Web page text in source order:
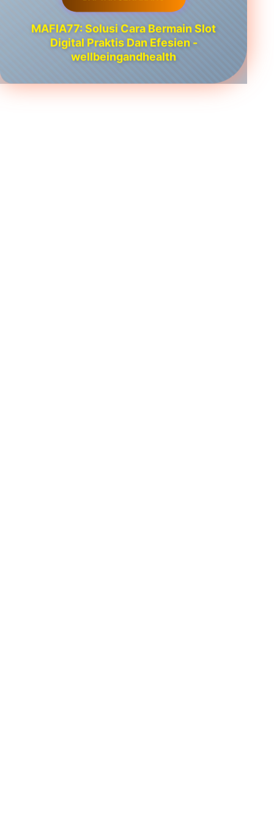
MAFIA77: Solusi Cara Bermain Slot
Digital Praktis Dan Efesien -
wellbeingandhealth